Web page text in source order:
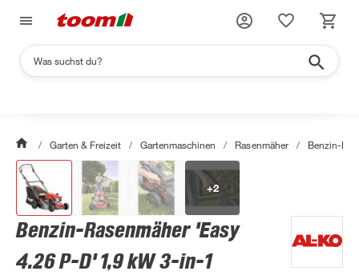
/ Garten & Freizeit / Gartenmaschinen / Rasenmäher / Benzin-
+2
Benzin-Rasenmäher 'Easy
4.26 P-D' 1,9 kW 3-in-1